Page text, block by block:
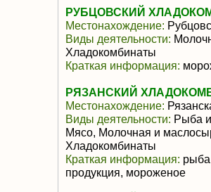
РУБЦОВСКИЙ
Местонахождение:
Виды деятельности:
Хладокомбинаты
Краткая информация:
РЯЗАНСКИЙ
Местонахождение:
Виды деятельности: Рыба
Мясо, Молочная и
Хладокомбинаты
Краткая информация:
продукция, мороженое